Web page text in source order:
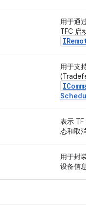
用于通过
TFC 启动
IRemote
用于支持
(Tradefed
表示 TF
态和取消
用于封装
设备信息